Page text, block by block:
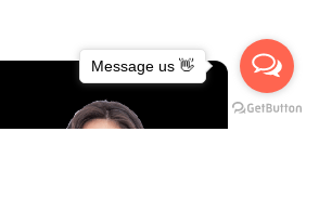
Message us 👋